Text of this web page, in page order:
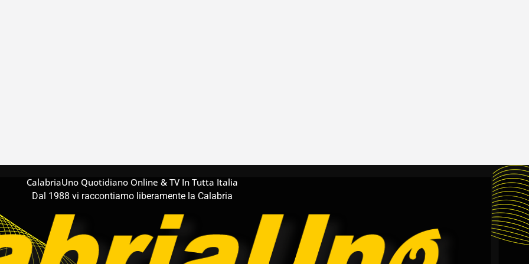
CalabriaUno Quotidiano Online & TV In Tutta Italia
Dal 1988 vi raccontiamo liberamente la Calabria